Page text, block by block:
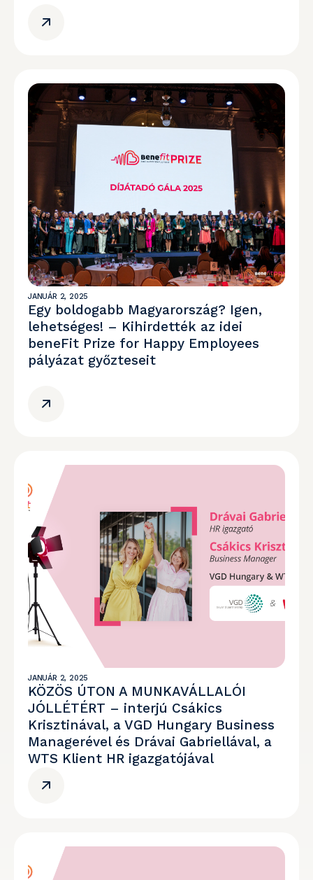
JANUÁR 2, 2025
Egy boldogabb Magyarország? Igen,
lehetséges! – Kihirdették az idei
beneFit Prize for Happy Employees
pályázat győzteseit
JANUÁR 2, 2025
KÖZÖS ÚTON A MUNKAVÁLLALÓI
JÓLLÉTÉRT – interjú Csákics
Krisztinával, a VGD Hungary Business
Managerével és Drávai Gabriellával, a
WTS Klient HR igazgatójával